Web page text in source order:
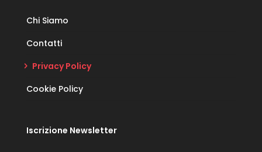
Chi Siamo
Contatti
Privacy Policy
Cookie Policy
Iscrizione Newsletter